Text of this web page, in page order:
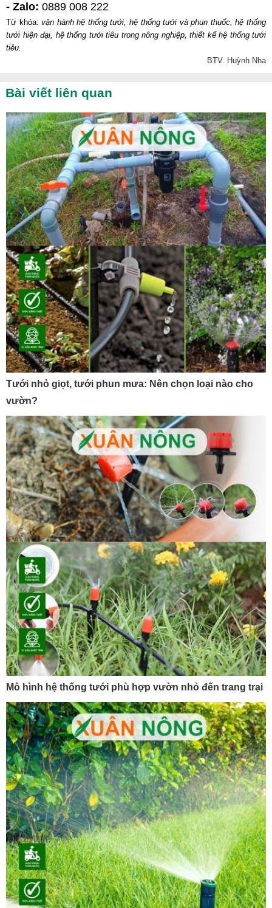
- Zalo: 0889 008 222
Từ khóa: vận hành hệ thống tưới, hệ thống tưới và phun thuốc, hệ thống
tưới hiện đại, hệ thống tưới tiêu trong nông nghiệp, thiết kế hệ thống tưới
tiêu.
BTV. Huỳnh Nha
Bài viết liên quan
Tưới nhỏ giọt, tưới phun mưa: Nên chọn loại nào cho
vườn?
Mô hình hệ thống tưới phù hợp vườn nhỏ đến trang trại